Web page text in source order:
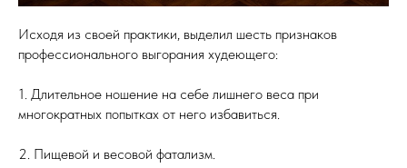
Исходя из своей практики, выделил шесть признаков
профессионального выгорания худеющего:
1. Длительное ношение на себе лишнего веса при
многократных попытках от него избавиться.
2. Пищевой и весовой фатализм.